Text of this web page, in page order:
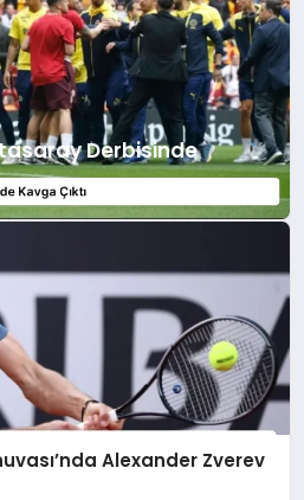
Derbisinde
Alexander Zverev